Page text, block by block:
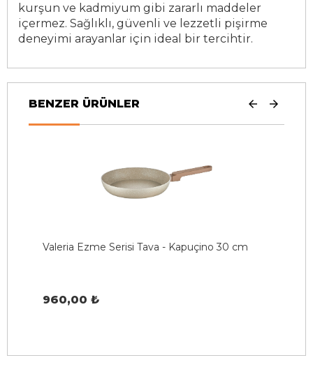
kurşun ve kadmiyum gibi zararlı maddeler
içermez. Sağlıklı, güvenli ve lezzetli pişirme
deneyimi arayanlar için ideal bir tercihtir.
BENZER ÜRÜNLER
Valeria Ezme Serisi Tava - Kapuçino 30 cm
960,00 ₺